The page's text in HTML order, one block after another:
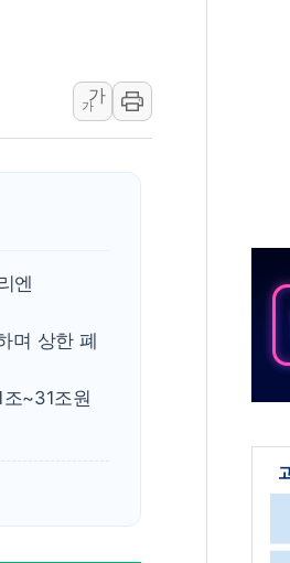
김민석 '재역전' vs 정청래 '격차 확대'
려 후퇴…S&P500 최고치
가
가
엔
며 상한 폐
~31조원